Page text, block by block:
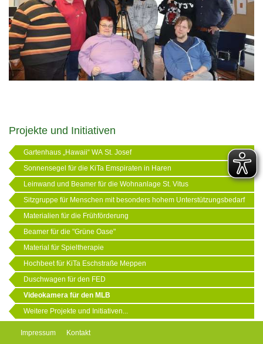
Projekte und Initiativen
Gartenhaus „Hawaii“ WA St. Josef
Sonnensegel für die KiTa Emspiraten in Haren
Leinwand und Beamer für die Wohnanlage St. Vitus
Sitzgruppe für Menschen mit besonders hohem Unterstützungsbedarf
Materialien für die Frühförderung
Beamer für die "Grüne Oase"
Material für Spieltherapie
Hochbeet für KiTa Eschstraße Meppen
Duschwagen für den FED
Videokamera für den MLB
Weitere Projekte und Initiativen...
Impressum Kontakt